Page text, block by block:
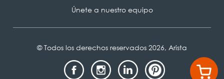
Únete a nuestro equipo
© Todos los derechos reservados 2026, Arista